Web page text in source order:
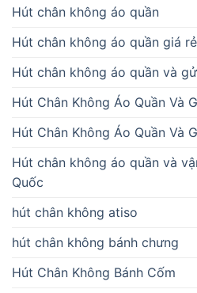
Hút chân không áo quần
Hút chân không áo quần giá
Hút chân không áo quần và
Hút Chân Không Áo Quần Và
Hút Chân Không Áo Quần Và
Hút chân không áo quần và
Quốc
hút chân không atiso
hút chân không bánh chưng
Hút Chân Không Bánh Cốm